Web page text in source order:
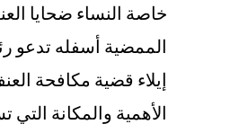
خاصة النساء ضحايا
الممضية أسفله تدعو
إيلاء قضية مكافحة
الأهمية والمكانة التي